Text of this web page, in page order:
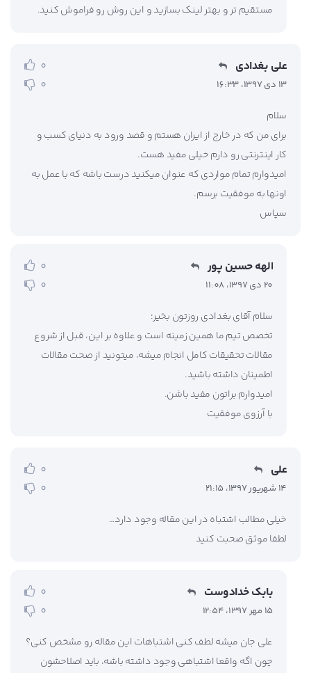
مستقیم تر و بهتر لینک بسازید و این روش رو فراموش کنید.
علي بغدادي
13 دی 1397، 16:33
0
0
سلام
براي من كه در خارج از ايران هستم و قصد ورود به دنياي كسب و
كار اينترنتي رو دارم خيلي مفيد هست.
اميدوارم تمام مواردي كه عنوان ميكنيد درست باشه كه با عمل به
اونها به موفقيت برسم.
سپاس
الهه حسین پور
20 دی 1397، 11:08
0
0
سلام آقای بغدادی روزتون بخیر؛
تخصص تیم ما همین زمینه است و علاوه بر این، قبل از شروع
مقالات تحقیقات کامل انجام میشه، میتونید از صحت مقالات
اطمینان داشته باشید.
امیدوارم براتون مفید باشن.
با آرزوی موفقیت
علی
14 شهریور 1397، 21:15
0
0
خیلی مطالب اشتباه در این مقاله وجود دارد…
لطفا موثق صحبت کنید
بابک خدادوست
15 مهر 1397، 12:54
0
0
علی جان میشه لطف کنی اشتباهات این مقاله رو مشخص کنی؟
چون اگه واقعا اشتباهی وجود داشته باشه، باید اصلاحشون